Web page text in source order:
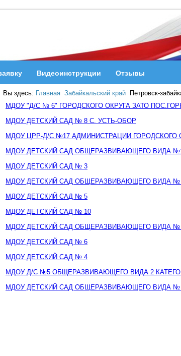
Видеоинструкции Отзывы
Вы здесь: Главная Забайкальский край
Петровск-
МДОУ "Д/С № 6" ГОРОДСКОГО ОКРУГА ЗАТО
МДОУ ДЕТСКИЙ САД № 8 С. УСТЬ-ОБОР
МДОУ ЦРР-Д/С №17 АДМИНИСТРАЦИИ ГОРОДСКОГО
МДОУ ДЕТСКИЙ САД ОБЩЕРАЗВИВАЮЩЕГО ВИДА
МДОУ ДЕТСКИЙ САД № 3
МДОУ ДЕТСКИЙ САД ОБЩЕРАЗВИВАЮЩЕГО ВИДА №
МДОУ ДЕТСКИЙ САД № 5
МДОУ ДЕТСКИЙ САД № 10
МДОУ ДЕТСКИЙ САД ОБЩЕРАЗВИВАЮЩЕГО ВИДА №
МДОУ ДЕТСКИЙ САД № 6
МДОУ ДЕТСКИЙ САД № 4
МДОУ Д/С №5 ОБЩЕРАЗВИВАЮЩЕГО ВИДА 2
МДОУ ДЕТСКИЙ САД ОБЩЕРАЗВИВАЮЩЕГО ВИДА №